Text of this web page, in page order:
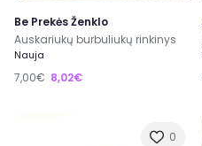
Be Prekės Ženklo
Auskariukų burbuliukų rinkinys
Nauja
7,00€ 8,02€
0